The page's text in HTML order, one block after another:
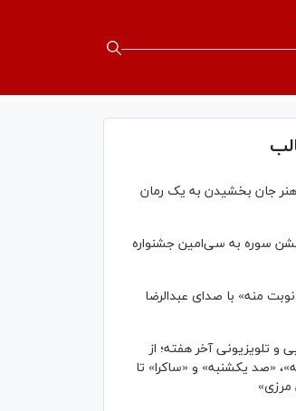
هنر جان بخشیدن به یک رمان
سوره به سی‌امین جشنواره
منه» با صدای عبدالرضا
و تلویزیونی آخر هفته؛ از
«صد یکشنبه» و «ساکرا» تا
مرزی»